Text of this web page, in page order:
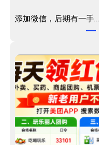
添加微信，后期有一手…